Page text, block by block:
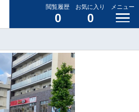
閲覧履歴
0
お気に入り
0
メニュー